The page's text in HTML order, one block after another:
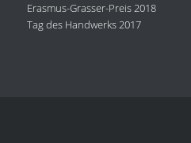
Erasmus-Grasser-Preis 2018
Tag des Handwerks 2017